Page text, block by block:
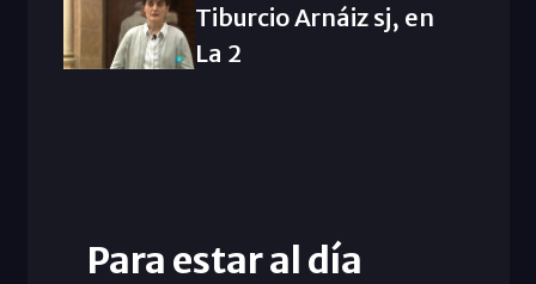
Tiburcio Arnáiz sj, en
La 2
Para estar al día